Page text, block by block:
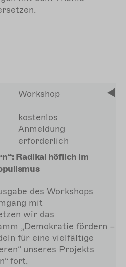
Workshop
kostenlos
Anmeldung
erforderlich
Radikal höflich im
des Workshops
mit
wir das
„Demokratie fördern –
für eine vielfältige
unseres Projekts
fort.